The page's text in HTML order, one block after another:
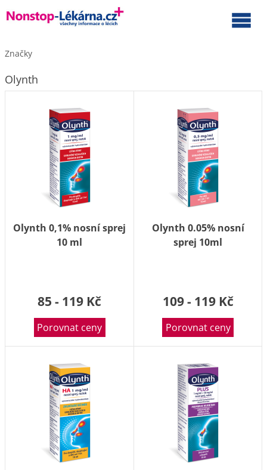
Značky
Olynth
Olynth 0,1% nosní sprej
10 ml
85 - 119 Kč
Porovnat ceny
Olynth 0.05% nosní
sprej 10ml
109 - 119 Kč
Porovnat ceny